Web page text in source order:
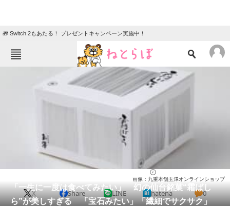
🎁 Switch 2もあたる！ プレゼントキャンペーン実施中！
ニュース
地域
教育・育児
リサーチ
会員記事
「一生に一度は食べてみたい」 幻の仙台銘菓“霜ばし
ら”が美しすぎる 「宝石みたい」「繊細でサクサク」
画像：九重本舗玉澤オンラインショップ
X Share LINE hatena 0